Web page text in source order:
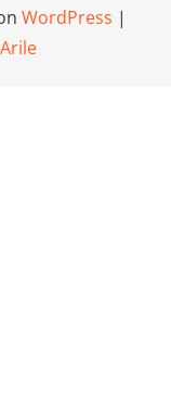
WordPress |